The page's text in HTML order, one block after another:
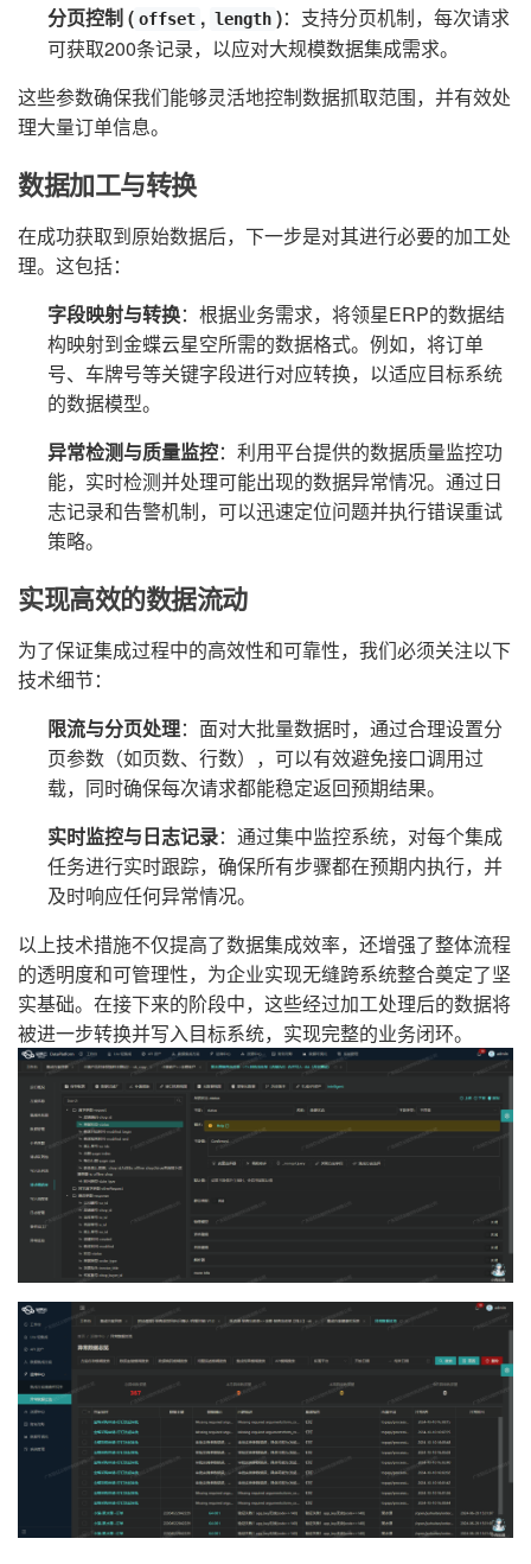
分页控制 ( offset , length )：支持分页机制，每次请求
可获取200条记录，以应对大规模数据集成需求。
这些参数确保我们能够灵活地控制数据抓取范围，并有效处
理大量订单信息。
数据加工与转换
在成功获取到原始数据后，下一步是对其进行必要的加工处
理。这包括：
字段映射与转换：根据业务需求，将领星ERP的数据结
构映射到金蝶云星空所需的数据格式。例如，将订单
号、车牌号等关键字段进行对应转换，以适应目标系统
的数据模型。
异常检测与质量监控：利用平台提供的数据质量监控功
能，实时检测并处理可能出现的数据异常情况。通过日
志记录和告警机制，可以迅速定位问题并执行错误重试
策略。
实现高效的数据流动
为了保证集成过程中的高效性和可靠性，我们必须关注以下
技术细节：
限流与分页处理：面对大批量数据时，通过合理设置分
页参数（如页数、行数），可以有效避免接口调用过
载，同时确保每次请求都能稳定返回预期结果。
实时监控与日志记录：通过集中监控系统，对每个集成
任务进行实时跟踪，确保所有步骤都在预期内执行，并
及时响应任何异常情况。
以上技术措施不仅提高了数据集成效率，还增强了整体流程
的透明度和可管理性，为企业实现无缝跨系统整合奠定了坚
实基础。在接下来的阶段中，这些经过加工处理后的数据将
被进一步转换并写入目标系统，实现完整的业务闭环。